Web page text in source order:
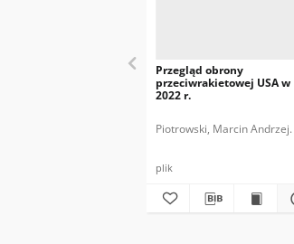
Przegląd obrony
przeciwrakietowej USA w
2022 r.
Piotrowski, Marcin Andrzej.
plik